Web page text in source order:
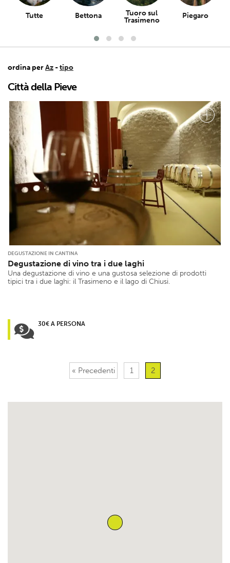
Tutte Bettona
Tuoro sul
Trasimeno
Piegaro
ordina perAz -tipo
Città della Pieve
DEGUSTAZIONE IN CANTINA
Degustazione di vino tra i due laghi
Una degustazione di vino e una gustosa selezione di prodotti
tipici tra i due laghi: il Trasimeno e il lago di Chiusi.
30€ A PERSONA
« Precedenti 1 2